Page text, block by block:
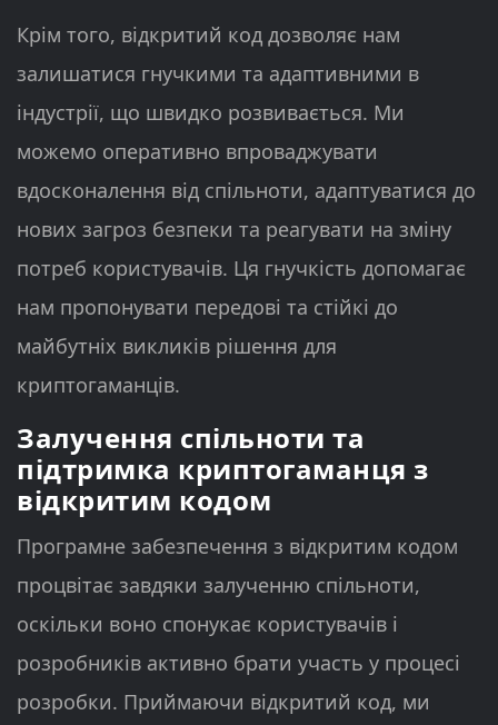
Крім того, відкритий код дозволяє нам
залишатися гнучкими та адаптивними в
індустрії, що швидко розвивається. Ми
можемо оперативно впроваджувати
вдосконалення від спільноти, адаптуватися до
нових загроз безпеки та реагувати на зміну
потреб користувачів. Ця гнучкість допомагає
нам пропонувати передові та стійкі до
майбутніх викликів рішення для
криптогаманців.
Залучення спільноти та
підтримка криптогаманця з
відкритим кодом
Програмне забезпечення з відкритим кодом
процвітає завдяки залученню спільноти,
оскільки воно спонукає користувачів і
розробників активно брати участь у процесі
розробки. Приймаючи відкритий код, ми